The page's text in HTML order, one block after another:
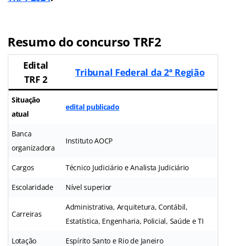
Resumo do concurso TRF2
Edital
TRF 2
Tribunal Federal da 2ª Região
Situação
atual
edital publicado
Banca
organizadora
Instituto AOCP
Cargos Técnico Judiciário e Analista Judiciário
Escolaridade Nível superior
Carreiras
Administrativa, Arquitetura, Contábil,
Estatística, Engenharia, Policial, Saúde e TI
Lotação Espírito Santo e Rio de Janeiro